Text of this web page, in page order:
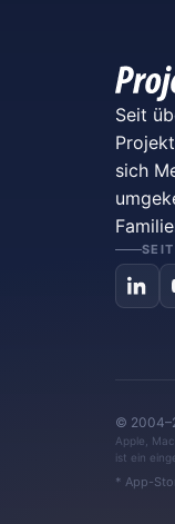
Seit
sich
©
Apple,
ist ein
* App-